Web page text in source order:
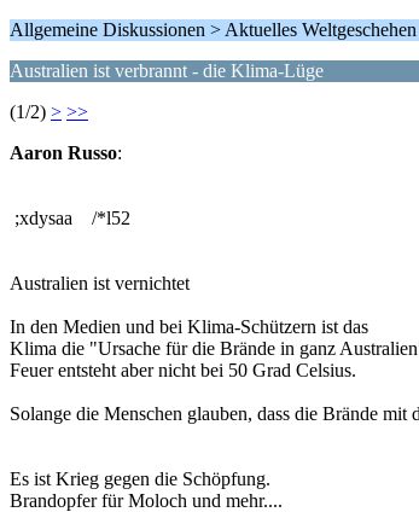
Allgemeine Diskussionen > Aktuelles Weltgeschehen
Australien ist verbrannt - die Klima-Lüge
(1/2) > >>
Aaron Russo:
;xdysaa /*l52
Australien ist vernichtet
In den Medien und bei Klima-Schützern ist das
Klima die "Ursache für die Brände in ganz
Feuer entsteht aber nicht bei 50 Grad Celsius.
Solange die Menschen glauben, dass die Brände
Es ist Krieg gegen die Schöpfung.
Brandopfer für Moloch und mehr....